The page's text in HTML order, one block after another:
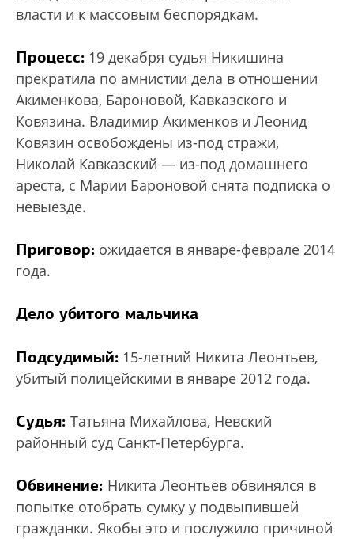
власти и к массовым беспорядкам.
Процесс: 19 декабря судья Никишина
прекратила по амнистии дела в отношении
Акименкова, Бароновой, Кавказского и
Ковязина. Владимир Акименков и Леонид
Ковязин освобождены из-под стражи,
Николай Кавказский — из-под домашнего
ареста, с Марии Бароновой снята подписка о
невыезде.
Приговор: ожидается в январе-феврале 2014
года.
Дело убитого мальчика
Подсудимый: 15-летний Никита Леонтьев,
убитый полицейскими в январе 2012 года.
Судья: Татьяна Михайлова, Невский
районный суд Санкт-Петербурга.
Обвинение: Никита Леонтьев обвинялся в
попытке отобрать сумку у подвыпившей
гражданки. Якобы это и послужило причиной